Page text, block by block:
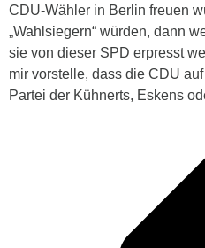
CDU-Wähler in Berlin freuen
„Wahlsiegern“ würden, dann
sie von dieser SPD erpresst
mir vorstelle, dass die CDU
Partei der Kühnerts, Eskens